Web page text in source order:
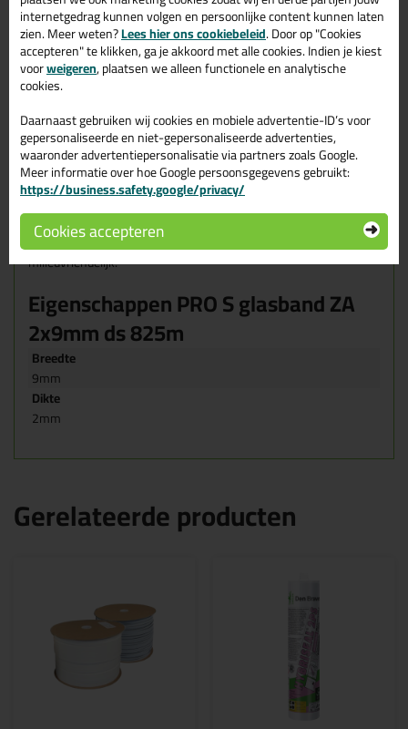
Een beglazingsband (glasband) met gesloten celstructuur welke
te gebruiken is volgens de NPR 3577 beglazingsrichtlijn. Deze
glasband heeft een kleefzijde welke is voorzien van een sterke,
maar toch milieuvriendelijke lijmlaag. Bij PRO-S glasband zijn de
schijfjes los verpakt (33 schijfjes van elk 25mtr)
Wanneer gebruik je de PRO S Glasband ZA?
De PRO S Glasband ZA wordt veelal gebruikt voor het monteren
van glas. Door het geoctrooieerde wikkelpatroon ontaat een
stabiele rol met vlakke, nagenoeg gesloten zijkanten. Hierdoor
voldoet de PRO S Glasband ZA aan NPR 3577. Dit betekent dat
het voldoet aan de eis van waterdichtheid. De PRO s Glasband is
voorzien van een sterke lijmlaag. De PRO S Glasband ZA is los
verpakt ZONDER afdekfolie, hierdoor is de Glasband zeer
milieuvriendelijk.
Eigenschappen PRO S glasband ZA
2x9mm ds 825m
Breedte
9mm
Dikte
2mm
Gerelateerde producten
internetgedrag kunnen volgen en persoonlijke content kunnen laten
zien. Meer weten?Lees hier ons cookiebeleid. Door op "Cookies
accepteren" te klikken, ga je akkoord met alle cookies. Indien je kiest
voorweigeren, plaatsen we alleen functionele en analytische
cookies.
Daarnaast gebruiken wij cookies en mobiele advertentie-ID’s voor
gepersonaliseerde en niet-gepersonaliseerde advertenties,
waaronder advertentiepersonalisatie via partners zoals Google.
Meer informatie over hoe Google persoonsgegevens gebruikt:
https://business.safety.google/privacy/
Cookies accepteren